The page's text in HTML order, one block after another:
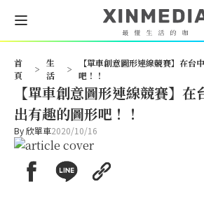
首
頁
>
生
活
>
【單車創意圖形連線競賽】在台
吧！！
【單車創意圖形連線競賽】
出有趣的圖形吧！！
By欣單車2020/10/16